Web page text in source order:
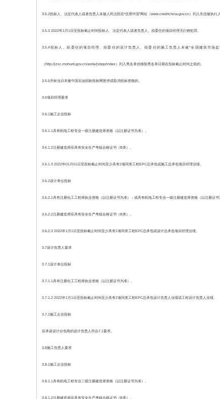
3.5.2投标人、法定代表人或者负责人未被人民法院在“信用中国”网站（www.creditchina.gov.cn）列入失信被执行人
3.5.3 2022年1月1日至投标截止时间投标人、法定代表人或者负责人、拟委任的项目经理无行贿犯罪。
3.5.4投标人、拟委任的项目经理、拟委任的设计负责人、拟委任的施工负责人未被“全国建筑市场
（http://jzsc.mohurd.gov.cn/asite/jsbpp/index）列入黑名单但移除黑名单日期在投标截止时间之前的。
3.5.5开标当日未被中国石油招标投标网暂停或取消投标资格的。
3.6项目经理要求
3.6.1施工企业投标
3.6.1.1具有机电工程专业一级注册建造师资格（以注册证书为准）。
3.6.1.2注册建造师应具有安全生产考核合格证书（B类）。
3.6.1.3 2022年01月01日至投标截止时间至少具有1项同类工程EPC总承包或施工总承包项目经理业绩。
3.6.2设计单位投标
3.6.2.1具有注册化工工程师执业资格（以注册证书为准）；或具有机电工程专业一级注册建造师资格（以注册证书
3.6.2.2注册建造师应具有安全生产考核合格证书（B类）。
3.6.2.3 2022年1月1日至投标截止时间至少具有1项同类工程EPC总承包或设计总承包项目经理业绩。
3.7设计负责人要求
3.7.1设计单位投标
3.7.1.1具有注册化工工程师执业资格（以注册证书为准）。
3.7.1.2 2022年1月1日至投标截止时间至少具有1项同类工程EPC总承包设计负责人业绩或工程设计负责人业绩。
3.7.2施工企业投标
应承诺设计分包商的设计负责人符合7.1要求。
3.8施工负责人要求
3.8.1施工企业投标
3.8.1.1具有机电工程专业二级注册建造师资格（以注册证书为准）。
3.8.1.2注册建造师应具有安全生产考核合格证书（B类）。